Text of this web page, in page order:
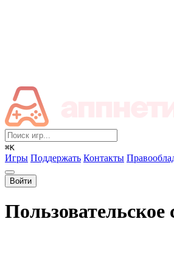
⌘K
Игры Поддержать Контакты
Войти
Пользовательское